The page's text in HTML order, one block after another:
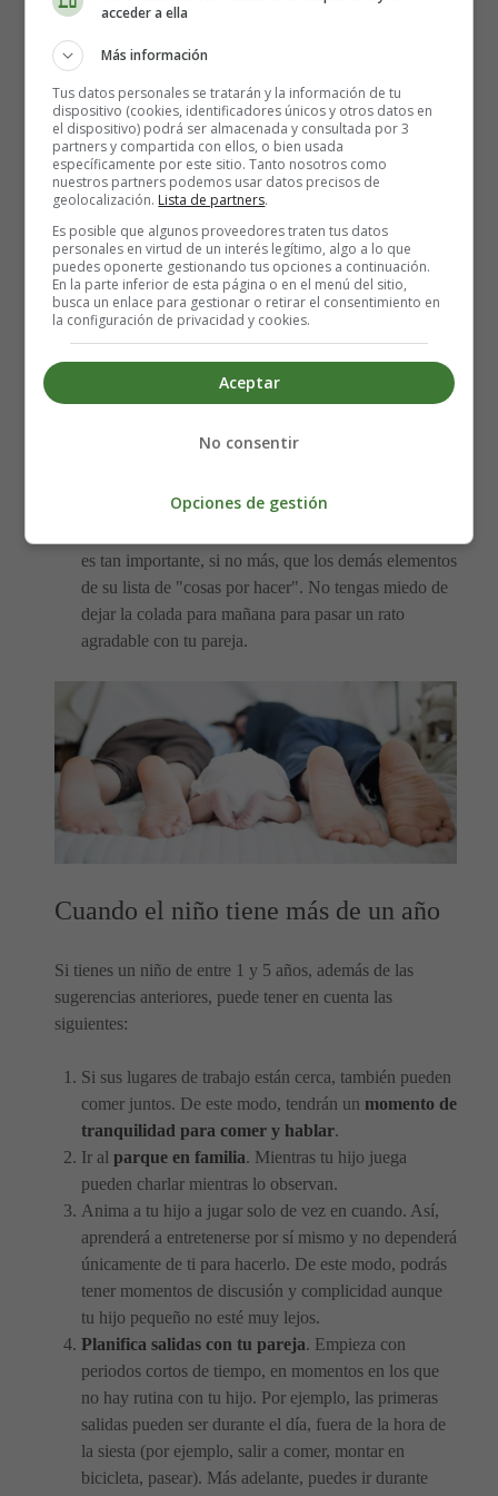
bañarse o ducharse juntos, darse masajes o leer juntos
también puede favorecer la creación de vínculos
Aprovecha cualquier oportunidad para
demostrar físicamente tu afecto por el otro
menudo se pasan por alto actos de amor sencillos y
evidentes. Por ejemplo, darse un beso de verdad al
salir por la mañana, al llegar a casa del trabajo y antes
de acostarse por la noche. Muchas parejas sólo lo
hacen por costumbre, sin aprovechar estos momentos
para acercarse. También puedes tomarle de la mano,
masajearle los hombros, abrazarle, etc. El contacto
físico es agradable y aumenta la cercanía de vuestra
relación. El contacto físico es agradable y aumenta
detalles. Tal vez no puedas terminar todas tus
es tan importante, si no más, que los demás elementos
de su lista de "cosas por hacer". No tengas miedo de
dejar la colada para mañana para pasar un rato
agradable con tu pareja.
Cuando el niño tiene más de un año
Si tienes un niño de entre 1 y 5 años, además de las
sugerencias anteriores, puede tener en cuenta las
siguientes:
Si sus lugares de trabajo están cerca, también pueden
comer juntos. De este modo, tendrán un momento de
tranquilidad para comer y hablar.
Ir al parque en familia. Mientras tu hijo juega
pueden charlar mientras lo observan.
Anima a tu hijo a jugar solo de vez en cuando. Así,
aprenderá a entretenerse por sí mismo y no dependerá
únicamente de ti para hacerlo. De este modo, podrás
tener momentos de discusión y complicidad aunque
tu hijo pequeño no esté muy lejos.
Planifica salidas con tu pareja. Empieza con
periodos cortos de tiempo, en momentos en los que
no hay rutina con tu hijo. Por ejemplo, las primeras
salidas pueden ser durante el día, fuera de la hora de
la siesta (por ejemplo, salir a comer, montar en
bicicleta, pasear). Más adelante, puedes ir durante
acceder a ella
Más información
Tus datos personales se tratarán y la información de tu
dispositivo (cookies, identificadores únicos y otros datos en
el dispositivo) podrá ser almacenada y consultada por 3
partners y compartida con ellos, o bien usada
específicamente por este sitio. Tanto nosotros como
nuestros partners podemos usar datos precisos de
geolocalización. Lista de partners.
Es posible que algunos proveedores traten tus datos
personales en virtud de un interés legítimo, algo a lo que
puedes oponerte gestionando tus opciones a continuación.
En la parte inferior de esta página o en el menú del sitio,
busca un enlace para gestionar o retirar el consentimiento en
la configuración de privacidad y cookies.
Aceptar
No consentir
Opciones de gestión